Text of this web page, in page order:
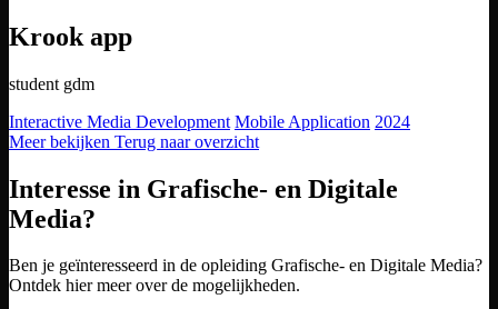
Krook app
student gdm
Interactive Media Development Mobile Application 2024
Meer bekijken Terug naar overzicht
Interesse in Grafische- en Digitale
Media?
Ben je geïnteresseerd in de opleiding Grafische- en Digitale Media?
Ontdek hier meer over de mogelijkheden.